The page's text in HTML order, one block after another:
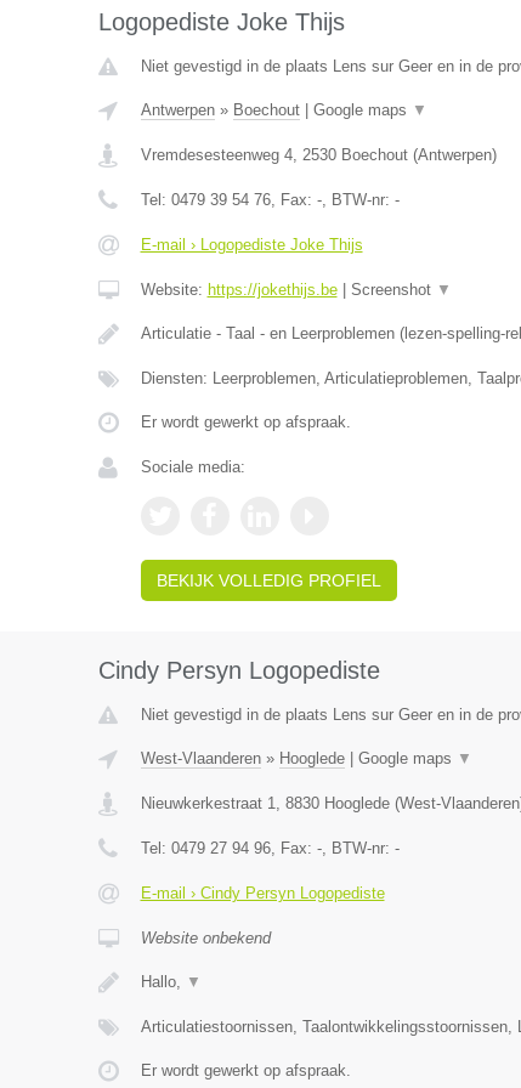
Logopediste Joke Thijs
Niet gevestigd in de plaats Lens sur Geer en in de
Antwerpen» Boechout| Google maps ▼
Vremdesesteenweg 4, 2530 Boechout(Antwerpen)
Tel: 0479 39 54 76, Fax: -, BTW-nr: -
E-mail › Logopediste Joke Thijs
Website: https://jokethijs.be| Screenshot ▼
Articulatie - Taal - en Leerproblemen (lezen-spelling-
Diensten: Leerproblemen, Articulatieproblemen,
Er wordt gewerkt op afspraak.
Sociale media:
BEKIJK VOLLEDIG PROFIEL
Cindy Persyn Logopediste
Niet gevestigd in de plaats Lens sur Geer en in de
West-Vlaanderen» Hooglede| Google maps ▼
Nieuwkerkestraat 1, 8830 Hooglede(West-Vlaanderen
Tel: 0479 27 94 96, Fax: -, BTW-nr: -
E-mail › Cindy Persyn Logopediste
Website onbekend
Hallo, ▼
Articulatiestoornissen, Taalontwikkelingsstoornissen,
Er wordt gewerkt op afspraak.